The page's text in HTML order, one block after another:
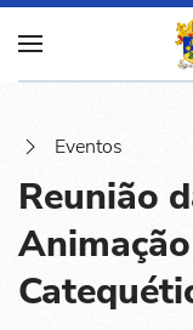
Eventos
Reunião